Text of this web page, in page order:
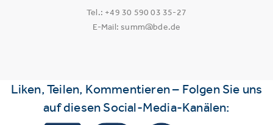
Tel.: +49 30 590 03 35-27
E-Mail: summ@bde.de
Liken, Teilen, Kommentieren – Folgen Sie uns
auf diesen Social-Media-Kanälen: